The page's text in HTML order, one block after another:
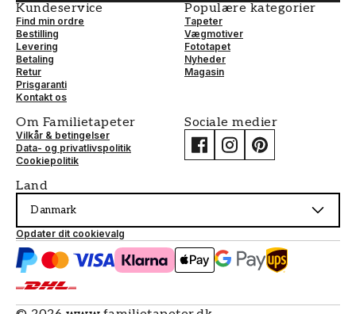
Kundeservice
Find min ordre
Bestilling
Levering
Betaling
Retur
Prisgaranti
Kontakt os
Populære kategorier
Tapeter
Vægmotiver
Fototapet
Nyheder
Magasin
Om Familietapeter
Vilkår & betingelser
Data- og privatlivspolitik
Cookiepolitik
Sociale medier
Land
Danmark
Opdater dit cookievalg